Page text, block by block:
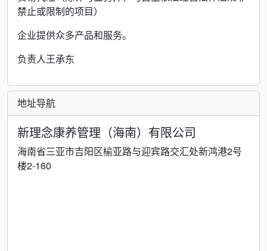
禁止或限制的项目）
企业提供众多产品和服务。
负责人王承东
地址导航
新理念康养管理（海南）有限公司
海南省三亚市吉阳区榆亚路与迎宾路交汇处新鸿港2号
楼2-160